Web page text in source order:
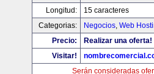
Longitud:
15 caracteres
Categorias:
Negocios, Web
Precio:
Realizar una oferta!
Visitar!
Serán consideradas